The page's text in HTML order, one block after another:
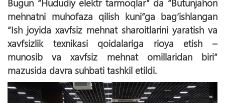
Bugun “Hududiy elektr tarmoqlar” da “Butunjahon
mehnatni muhofaza qilish kuni”ga bag‘ishlangan
“Ish joyida xavfsiz mehnat sharoitlarini yaratish va
xavfsizlik texnikasi qoidalariga rioya etish –
munosib va xavfsiz mehnat omillaridan biri”
mazusida davra suhbati tashkil etildi.